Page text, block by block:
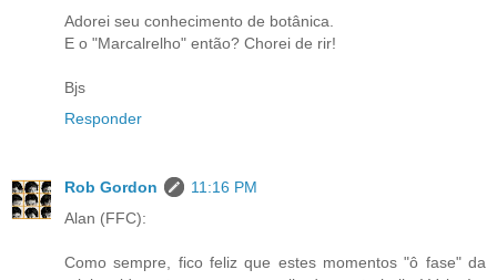
Adorei seu conhecimento de botânica.
E o "Marcalrelho" então? Chorei de rir!
Bjs
Responder
Rob Gordon
11:16 PM
Alan (FFC):
Como sempre, fico feliz que estes momentos "ô fase" da